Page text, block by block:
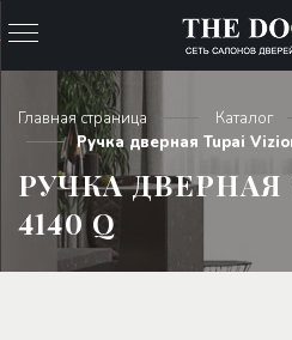
Главная страница Каталог
Ручка дверная Tupai
РУЧКА ДВЕРНАЯ
4140 Q